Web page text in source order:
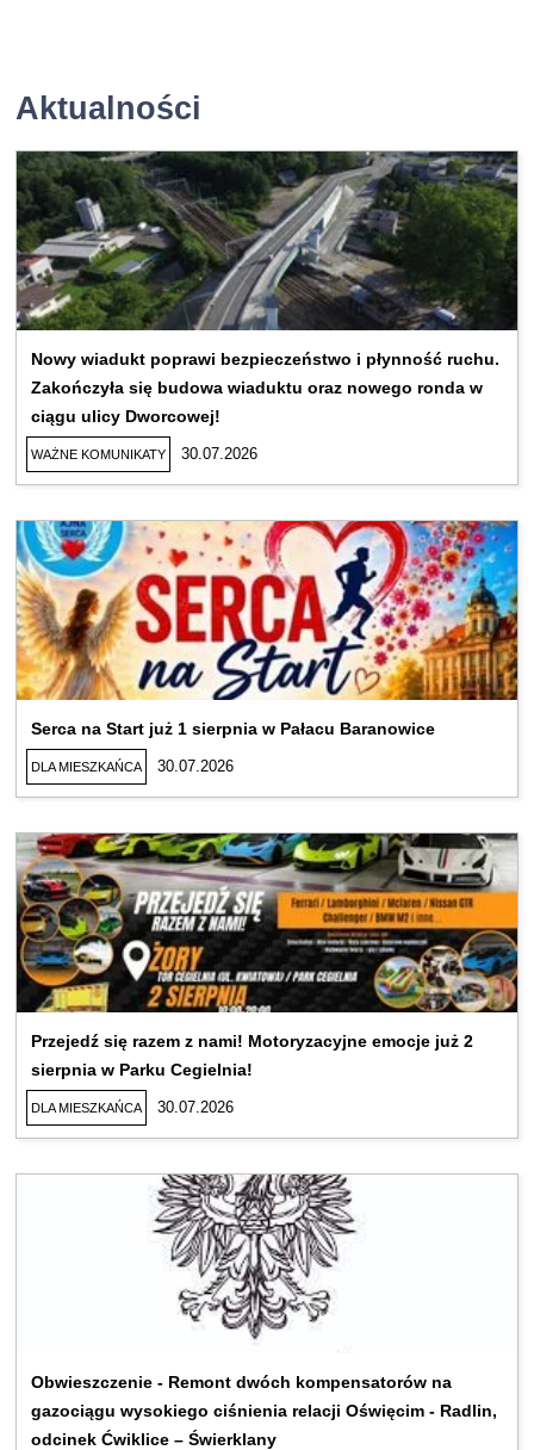
Aktualności
Nowy wiadukt poprawi bezpieczeństwo i płynność ruchu.
Zakończyła się budowa wiaduktu oraz nowego ronda w
ciągu ulicy Dworcowej!
WAŻNE KOMUNIKATY 30.07.2026
Serca na Start już 1 sierpnia w Pałacu Baranowice
DLA MIESZKAŃCA 30.07.2026
Przejedź się razem z nami! Motoryzacyjne emocje już 2
sierpnia w Parku Cegielnia!
DLA MIESZKAŃCA 30.07.2026
Obwieszczenie - Remont dwóch kompensatorów na
gazociągu wysokiego ciśnienia relacji Oświęcim - Radlin,
odcinek Ćwiklice – Świerklany